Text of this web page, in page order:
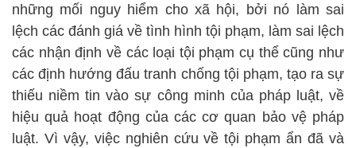
những mối nguy hiểm cho xã hội, bởi nó làm sai
lệch các đánh giá về tình hình tội phạm, làm sai lệch
các nhận định về các loại tội phạm cụ thể cũng như
các định hướng đấu tranh chống tội phạm, tạo ra sự
thiếu niềm tin vào sự công minh của pháp luật, về
hiệu quả hoạt động của các cơ quan bảo vệ pháp
luật. Vì vậy, việc nghiên cứu về tội phạm ẩn đã và